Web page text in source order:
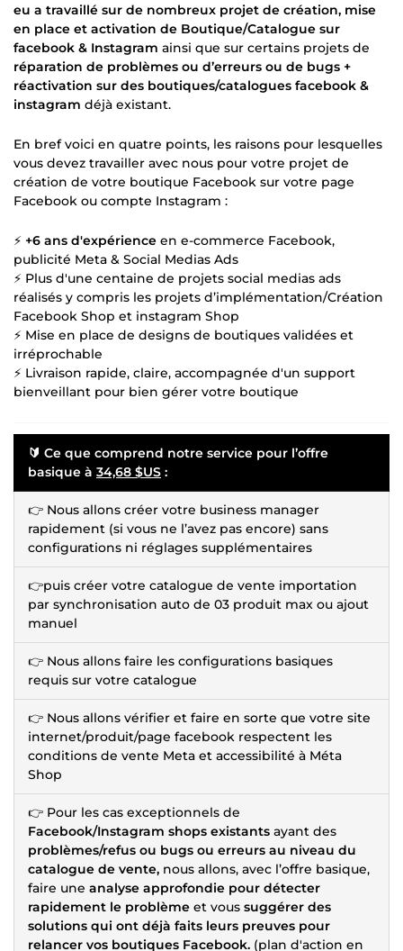
eu a travaillé sur de nombreux projet de création, mise
en place et activation de Boutique/Catalogue sur
facebook & Instagram ainsi que sur certains projets de
réparation de problèmes ou d’erreurs ou de bugs +
réactivation sur des boutiques/catalogues facebook &
instagram déjà existant.
En bref voici en quatre points, les raisons pour lesquelles
vous devez travailler avec nous pour votre projet de
création de votre boutique Facebook sur votre page
Facebook ou compte Instagram :
⚡ +6 ans d'expérience en e-commerce Facebook,
publicité Meta & Social Medias Ads
⚡ Plus d'une centaine de projets social medias ads
réalisés y compris les projets d’implémentation/Création
Facebook Shop et instagram Shop
⚡ Mise en place de designs de boutiques validées et
irréprochable
⚡ Livraison rapide, claire, accompagnée d'un support
bienveillant pour bien gérer votre boutique
🔰 Ce que comprend notre service pour l’offre
basique à 34,68 $US :
👉 Nous allons créer votre business manager
rapidement (si vous ne l’avez pas encore) sans
configurations ni réglages supplémentaires
👉puis créer votre catalogue de vente importation
par synchronisation auto de 03 produit max ou ajout
manuel
👉 Nous allons faire les configurations basiques
requis sur votre catalogue
👉 Nous allons vérifier et faire en sorte que votre site
internet/produit/page facebook respectent les
conditions de vente Meta et accessibilité à Méta
Shop
👉 Pour les cas exceptionnels de
Facebook/Instagram shops existants ayant des
problèmes/refus ou bugs ou erreurs au niveau du
catalogue de vente, nous allons, avec l’offre basique,
faire une analyse approfondie pour détecter
rapidement le problème et vous suggérer des
solutions qui ont déjà faits leurs preuves pour
relancer vos boutiques Facebook. (plan d'action en